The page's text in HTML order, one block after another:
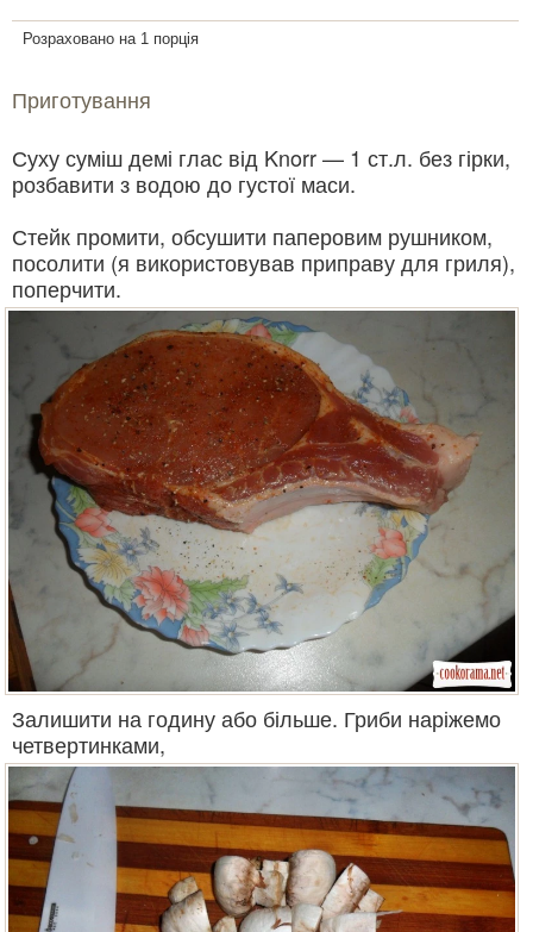
Розраховано на 1 порція
Приготування
Суху суміш демі глас від Knorr — 1 ст.л. без гірки,
розбавити з водою до густої маси.
Стейк промити, обсушити паперовим рушником,
посолити (я використовував приправу для гриля),
поперчити.
Залишити на годину або більше. Гриби наріжемо
четвертинками,